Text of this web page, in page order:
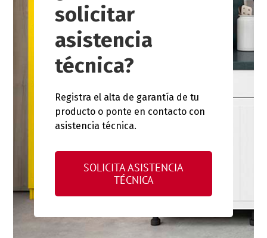
solicitar
asistencia
técnica?
Registra el alta de garantía de tu
producto o ponte en contacto con
asistencia técnica.
SOLICITA ASISTENCIA
TÉCNICA